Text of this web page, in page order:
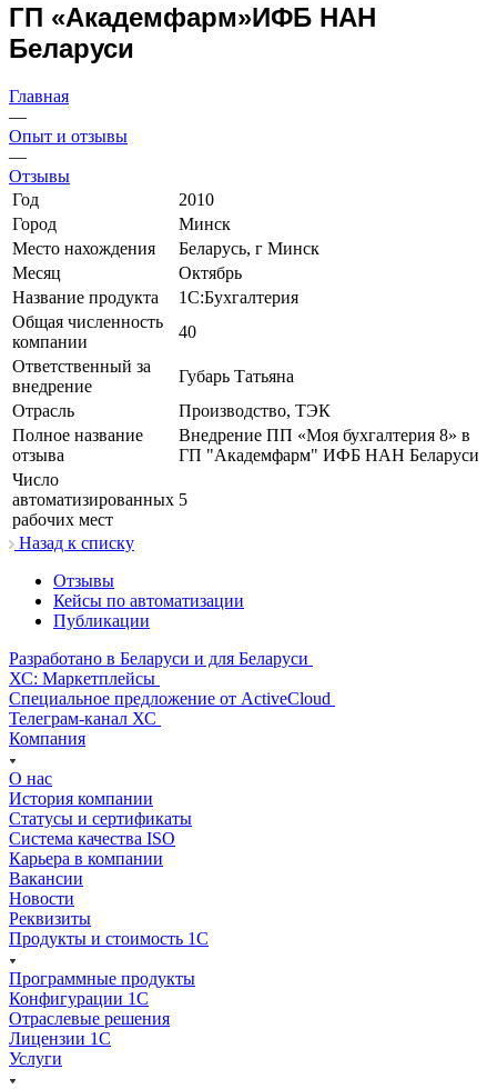
ГП «Академфарм»ИФБ НАН
Беларуси
Главная
—
Опыт и отзывы
—
Отзывы
Год
2010
Город
Минск
Место нахождения
Беларусь, г Минск
Месяц
Октябрь
Название продукта
1С:Бухгалтерия
Общая численность
компании
40
Ответственный за
внедрение
Губарь Татьяна
Отрасль
Производство, ТЭК
Полное название
отзыва
Внедрение ПП «Моя бухгалтерия 8» в
ГП "Академфарм" ИФБ НАН Беларуси
Число
автоматизированных
рабочих мест
5
Назад к списку
Отзывы
Кейсы по автоматизации
Публикации
Разработано в Беларуси и для Беларуси
ХС: Маркетплейсы
Специальное предложение от ActiveCloud
Телеграм-канал ХС
Компания
О нас
История компании
Статусы и сертификаты
Система качества ISO
Карьера в компании
Вакансии
Новости
Реквизиты
Продукты и стоимость 1С
Программные продукты
Конфигурации 1С
Отраслевые решения
Лицензии 1С
Услуги